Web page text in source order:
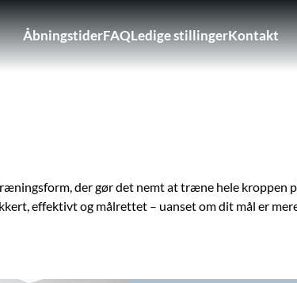
Brugerkontomenu
ÅbningstiderFAQLedige stillingerKontakt
der gør det nemt at træne hele kroppen
effektivt og målrettet – uanset om dit mål er